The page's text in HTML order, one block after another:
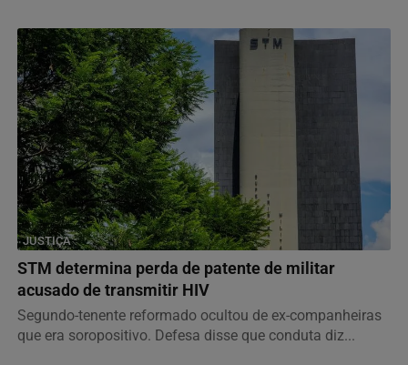
JUSTIÇA
STM determina perda de patente de militar
acusado de transmitir HIV
Segundo-tenente reformado ocultou de ex-companheiras
que era soropositivo. Defesa disse que conduta diz...